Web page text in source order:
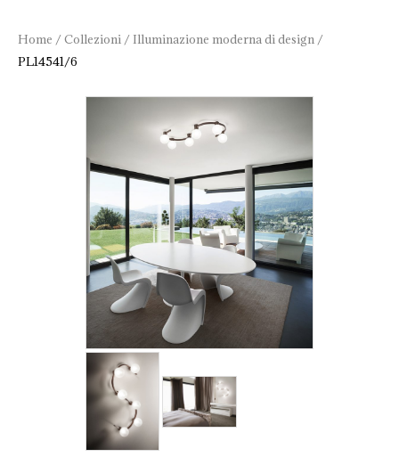
Home /Collezioni /Illuminazione moderna di design /
PL14541/6